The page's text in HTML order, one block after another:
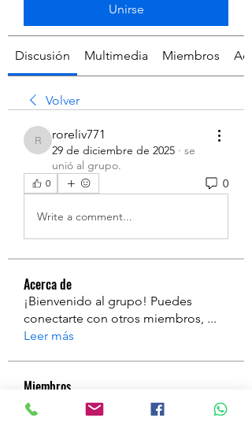
Unirse
Discusión Multimedia Miembros
Volver
roreliv771
roreliv771
29 de diciembre de 2025 · se
unió al grupo.
0 0
Write a comment...
Acerca de
¡Bienvenido al grupo! Puedes
conectarte con otros miembros, ...
Leer más
Miembros
a Seguir